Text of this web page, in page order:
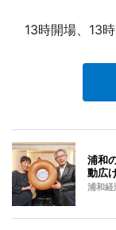
13時開場、13時
浦和
動広
浦和経